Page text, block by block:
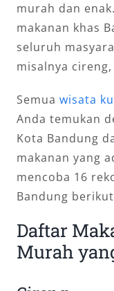
murah dan
makanan khas
seluruh
misalnya
Semua wisata
Anda temukan
Kota Bandung
makanan yang
mencoba 16
Bandung
Daftar
Murah